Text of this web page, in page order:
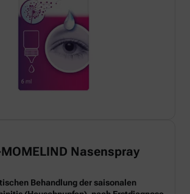
MOMELIND Nasenspray
Behandlung der saisonalen